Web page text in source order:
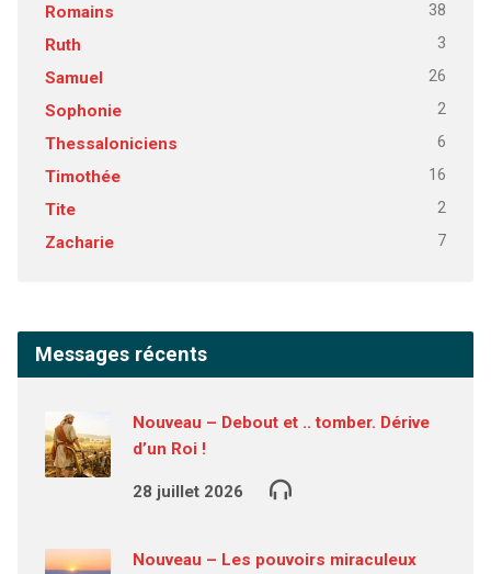
Romains 38
Ruth 3
Samuel 26
Sophonie 2
Thessaloniciens 6
Timothée 16
Tite 2
Zacharie 7
Messages récents
Nouveau – Debout et .. tomber. Dérive
d’un Roi !
28 juillet 2026
Nouveau – Les pouvoirs miraculeux